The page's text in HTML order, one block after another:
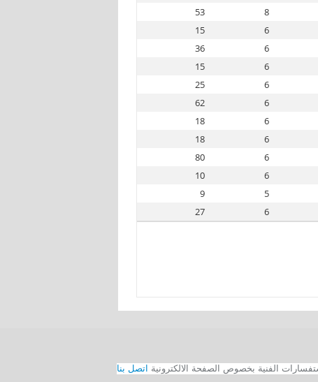
8
53
6
15
6
36
6
15
6
25
6
62
6
18
6
18
6
80
6
10
5
9
6
27
اتصل بنا